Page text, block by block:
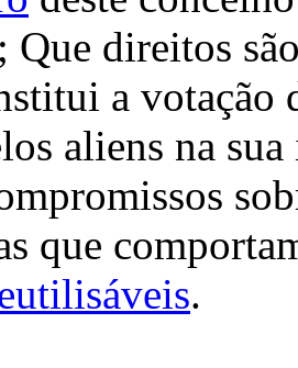
Que direitos
a votação
aliens na
que
.